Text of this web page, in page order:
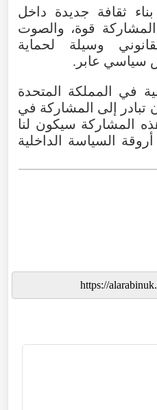
بناء ثقافة جديدة
داخل
المشاركة قوة، والصوت
وسيلة
لحماية
سياسي عابر .
في المملكة المتحدة
تبادر إلى المشاركة في
المشاركة سيكون لنا
أروقة السياسة الداخلية